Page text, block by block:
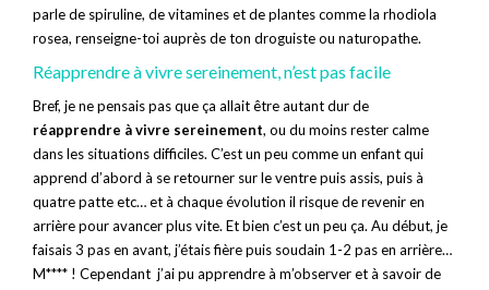
parle de spiruline, de vitamines et de plantes comme la rhodiola
rosea, renseigne-toi auprès de ton droguiste ou naturopathe.
Réapprendre à vivre sereinement, n’est pas facile
Bref, je ne pensais pas que ça allait être autant dur de
réapprendre à vivre sereinement, ou du moins rester calme
dans les situations difficiles. C’est un peu comme un enfant qui
apprend d’abord à se retourner sur le ventre puis assis, puis à
quatre patte etc… et à chaque évolution il risque de revenir en
arrière pour avancer plus vite. Et bien c’est un peu ça. Au début, je
faisais 3 pas en avant, j’étais fière puis soudain 1-2 pas en arrière…
M**** ! Cependant j’ai pu apprendre à m’observer et à savoir de